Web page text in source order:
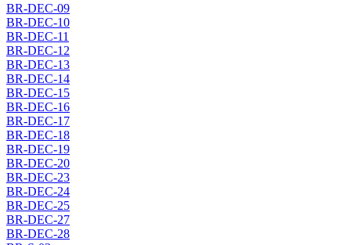
BR-DEC-09
BR-DEC-10
BR-DEC-11
BR-DEC-12
BR-DEC-13
BR-DEC-14
BR-DEC-15
BR-DEC-16
BR-DEC-17
BR-DEC-18
BR-DEC-19
BR-DEC-20
BR-DEC-23
BR-DEC-24
BR-DEC-25
BR-DEC-27
BR-DEC-28